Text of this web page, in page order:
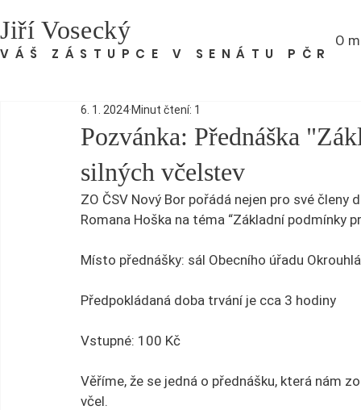
Jiří Vosecký
VÁŠ ZÁSTUPCE V SENÁTU PČR
O
Pozvánka: Přednáška
silných včelstev
6. 1. 2024 Minut čtení: 1
ZO ČSV Nový Bor pořádá nejen pro své
Romana Hoška na téma “Základní podmínky
Místo přednášky: sál Obecního úřadu Okrouhlá
Předpokládaná doba trvání je cca 3 hodiny
Vstupné: 100 Kč
Věříme, že se jedná o přednášku, která nám
včel.